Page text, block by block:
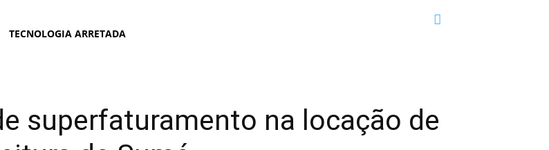
TECNOLOGIA ARRETADA
superfaturamento na locação de